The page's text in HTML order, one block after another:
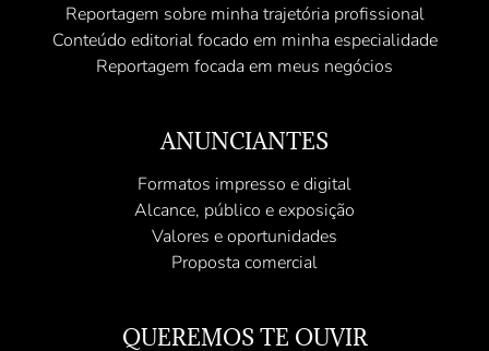
Reportagem sobre minha trajetória profissional
Conteúdo editorial focado em minha especialidade
Reportagem focada em meus negócios
ANUNCIANTES
Formatos impresso e digital
Alcance, público e exposição
Valores e oportunidades
Proposta comercial
QUEREMOS TE OUVIR